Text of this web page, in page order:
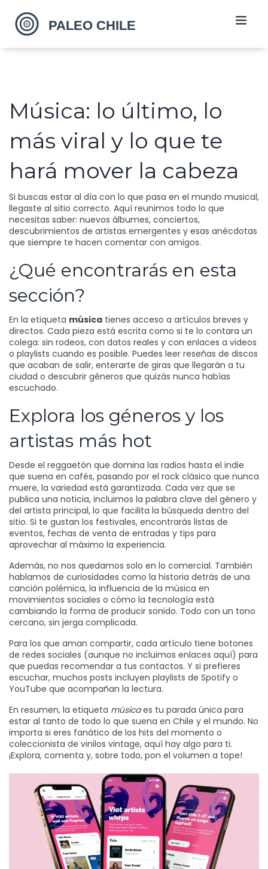
Música: lo último, lo
más viral y lo que te
hará mover la cabeza
Si buscas estar al día con lo que pasa en el mundo musical,
llegaste al sitio correcto. Aquí reunimos todo lo que
necesitas saber: nuevos álbumes, conciertos,
descubrimientos de artistas emergentes y esas anécdotas
que siempre te hacen comentar con amigos.
¿Qué encontrarás en esta
sección?
En la etiqueta música tienes acceso a artículos breves y
directos. Cada pieza está escrita como si te lo contara un
colega: sin rodeos, con datos reales y con enlaces a videos
o playlists cuando es posible. Puedes leer reseñas de discos
que acaban de salir, enterarte de giras que llegarán a tu
ciudad o descubrir géneros que quizás nunca habías
escuchado.
Explora los géneros y los
artistas más hot
Desde el reggaetón que domina las radios hasta el indie
que suena en cafés, pasando por el rock clásico que nunca
muere, la variedad está garantizada. Cada vez que se
publica una noticia, incluimos la palabra clave del género y
del artista principal, lo que facilita la búsqueda dentro del
sitio. Si te gustan los festivales, encontrarás listas de
eventos, fechas de venta de entradas y tips para
aprovechar al máximo la experiencia.
Además, no nos quedamos solo en lo comercial. También
hablamos de curiosidades como la historia detrás de una
canción polémica, la influencia de la música en
movimientos sociales o cómo la tecnología está
cambiando la forma de producir sonido. Todo con un tono
cercano, sin jerga complicada.
Para los que aman compartir, cada artículo tiene botones
de redes sociales (aunque no incluimos enlaces aquí) para
que puedas recomendar a tus contactos. Y si prefieres
escuchar, muchos posts incluyen playlists de Spotify o
YouTube que acompañan la lectura.
En resumen, la etiqueta músicaes tu parada única para
estar al tanto de todo lo que suena en Chile y el mundo. No
importa si eres fanático de los hits del momento o
coleccionista de vinilos vintage, aquí hay algo para ti.
¡Explora, comenta y, sobre todo, pon el volumen a tope!